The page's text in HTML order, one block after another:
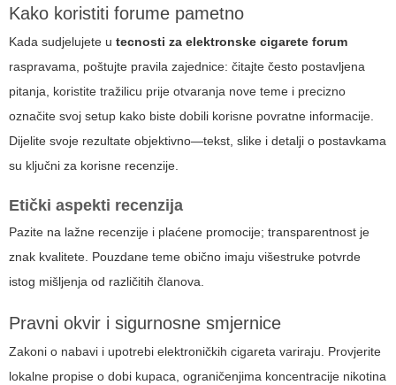
Kako koristiti forume pametno
Kada sudjelujete u tecnosti za elektronske cigarete forum
raspravama, poštujte pravila zajednice: čitajte često postavljena
pitanja, koristite tražilicu prije otvaranja nove teme i precizno
označite svoj setup kako biste dobili korisne povratne informacije.
Dijelite svoje rezultate objektivno—tekst, slike i detalji o postavkama
su ključni za korisne recenzije.
Etički aspekti recenzija
Pazite na lažne recenzije i plaćene promocije; transparentnost je
znak kvalitete. Pouzdane teme obično imaju višestruke potvrde
istog mišljenja od različitih članova.
Pravni okvir i sigurnosne smjernice
Zakoni o nabavi i upotrebi elektroničkih cigareta variraju. Provjerite
lokalne propise o dobi kupaca, ograničenjima koncentracije nikotina